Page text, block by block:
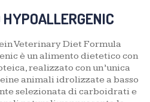
Veterinary Diet Formula
è un alimento dietetico con
realizzato con un’unica
animali idrolizzate a basso
selezionata di carboidrati e